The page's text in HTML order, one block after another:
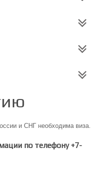
и СНГ необходима виза.
по телефону +7-